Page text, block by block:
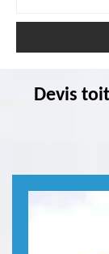
Devis